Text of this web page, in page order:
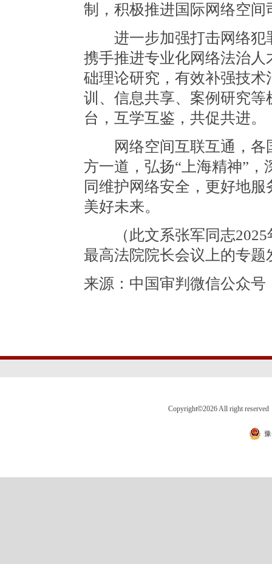
制，积极推进国际网络空
进一步加强打击网络犯
携手推进专业化网络法治
础理论研究，有效补强技
训、信息共享、案例研究
台，互学互鉴，共促共进。
网络空间互联互通，各
方一道，弘扬“上海精神”
同维护网络安全，更好地
美好未来。
（此文系张军同志2025
最高法院院长会议上的专
来源：中国审判微信公众号
Copyright©2026 All right